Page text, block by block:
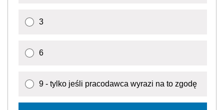
3
6
9 - tylko jeśli pracodawca wyrazi na to zgodę